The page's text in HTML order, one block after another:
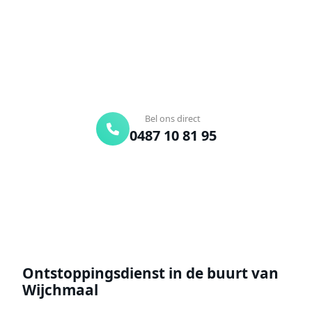
Bel ons direct
0487 10 81 95
Ontstoppingsdienst in de buurt van
Wijchmaal